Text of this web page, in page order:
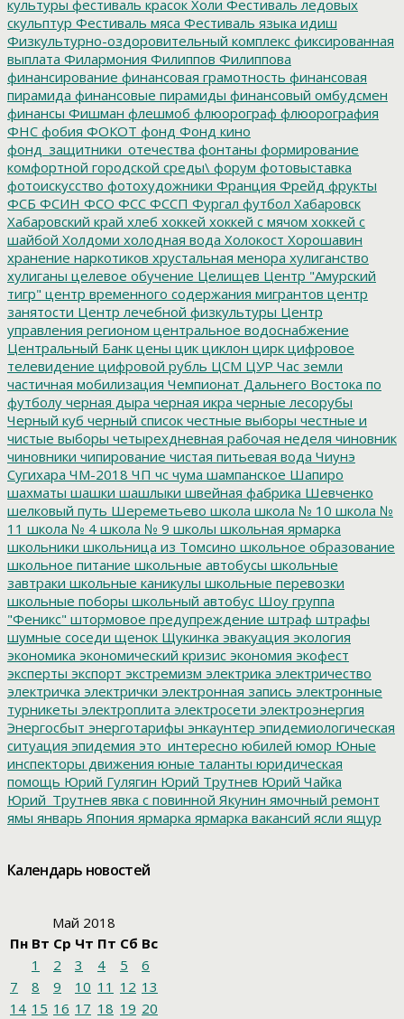
культуры фестиваль красок Холи Фестиваль ледовых
скульптур Фестиваль мяса Фестиваль языка идиш
Физкультурно-оздоровительный комплекс фиксированная
выплата Филармония Филиппов Филиппова
финансирование финансовая грамотность финансовая
пирамида финансовые пирамиды финансовый омбудсмен
финансы Фишман флешмоб флюорограф флюорография
ФНС фобия ФОКОТ фонд Фонд кино
фонд_защитники_отечества фонтаны формирование
комфортной городской среды\ форум фотовыставка
фотоискусство фотохудожники Франция Фрейд фрукты
ФСБ ФСИН ФСО ФСС ФССП Фургал футбол Хабаровск
Хабаровский край хлеб хоккей хоккей с мячом хоккей с
шайбой Холдоми холодная вода Холокост Хорошавин
хранение наркотиков хрустальная менора хулиганство
хулиганы целевое обучение Целищев Центр "Амурский
тигр" центр временного содержания мигрантов центр
занятости Центр лечебной физкультуры Центр
управления регионом центральное водоснабжение
Центральный Банк цены цик циклон цирк цифровое
телевидение цифровой рубль ЦСМ ЦУР Час земли
частичная мобилизация Чемпионат Дальнего Востока по
футболу черная дыра черная икра черные лесорубы
Черный куб черный список честные выборы честные и
чистые выборы четырехдневная рабочая неделя чиновник
чиновники чипирование чистая питьевая вода Чиунэ
Сугихара ЧМ-2018 ЧП чс чума шампанское Шапиро
шахматы шашки шашлыки швейная фабрика Шевченко
шелковый путь Шереметьево школа школа № 10 школа №
11 школа № 4 школа № 9 школы школьная ярмарка
школьники школьница из Томсино школьное образование
школьное питание школьные автобусы школьные
завтраки школьные каникулы школьные перевозки
школьные поборы школьный автобус Шоу группа
"Феникс" штормовое предупреждение штраф штрафы
шумные соседи щенок Щукинка эвакуация экология
экономика экономический кризис экономия экофест
эксперты экспорт экстремизм электрика электричество
электричка электрички электронная запись электронные
турникеты электроплита электросети электроэнергия
Энергосбыт энерготарифы энкаунтер эпидемиологическая
ситуация эпидемия это_интересно юбилей юмор Юные
инспекторы движения юные таланты юридическая
помощь Юрий Гулягин Юрий Трутнев Юрий Чайка
Юрий_Трутнев явка с повинной Якунин ямочный ремонт
ямы январь Япония ярмарка ярмарка вакансий ясли ящур
Календарь новостей
Май 2018
Пн Вт Ср Чт Пт Сб Вс
1
2 3 4 5
6
7
8 9 10 11 12 13
14 15 16 17 18 19 20